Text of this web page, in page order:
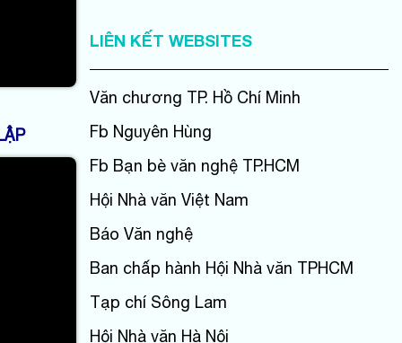
LIÊN KẾT WEBSITES
Văn chương TP. Hồ Chí Minh
Fb Nguyên Hùng
Fb Bạn bè văn nghệ TP.HCM
Hội Nhà văn Việt Nam
Báo Văn nghệ
Ban chấp hành Hội Nhà văn TPHCM
Tạp chí Sông Lam
Hội Nhà văn Hà Nội